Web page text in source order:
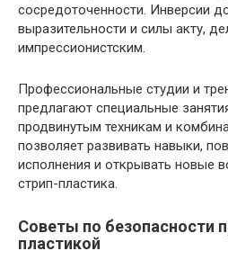
сосредоточенности. Инверсии
выразительности и силы акту,
импрессионистским.
Профессиональные студии и
предлагают специальные
продвинутым техникам и
позволяет развивать навыки,
исполнения и открывать новые
стрип-пластика.
Советы по безопасности
пластикой